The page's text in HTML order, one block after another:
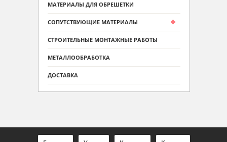
МАТЕРИАЛЫ ДЛЯ ОБРЕШЕТКИ
СОПУТСТВУЮЩИЕ МАТЕРИАЛЫ
СТРОИТЕЛЬНЫЕ МОНТАЖНЫЕ РАБОТЫ
МЕТАЛЛООБРАБОТКА
ДОСТАВКА